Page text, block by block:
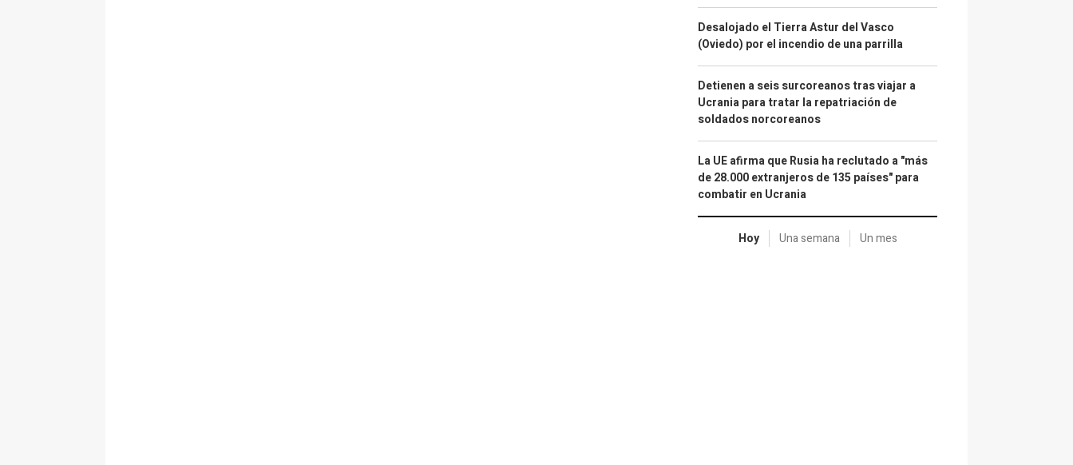
Desalojado el Tierra Astur del Vasco
(Oviedo) por el incendio de una parrilla
Detienen a seis surcoreanos tras viajar a
Ucrania para tratar la repatriación de
soldados norcoreanos
La UE afirma que Rusia ha reclutado a "más
de 28.000 extranjeros de 135 países" para
combatir en Ucrania
Hoy Una semana Un mes